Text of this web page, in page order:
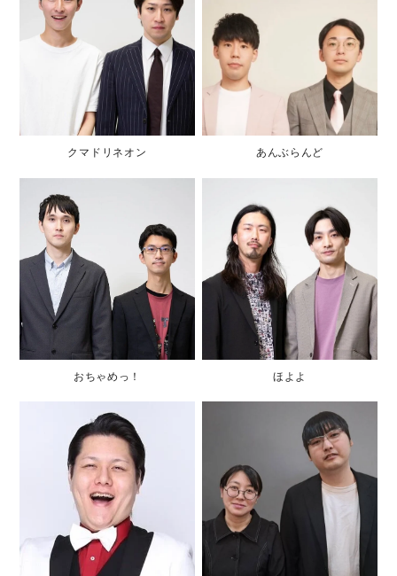
クマドリネオン あんぶらんど
おちゃめっ！ ほよよ